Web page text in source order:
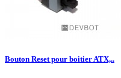
Bouton Reset pour boitier ATX,..